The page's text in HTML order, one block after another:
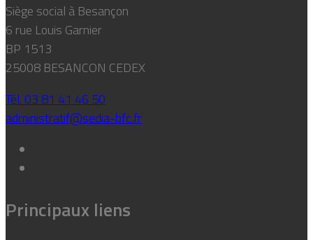
Siège social à Besançon
6 rue Louis Garnier
BP 1513
25008 BESANCON CEDEX
Tél. 03 81 41 46 50
administratif@sedia-bfc.fr
Principaux liens